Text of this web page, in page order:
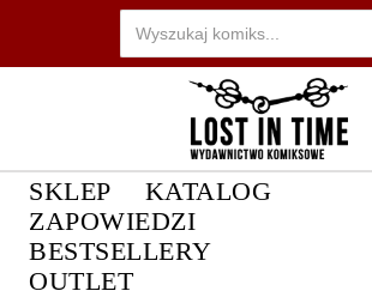
Przejdź
SKLEP
KATALOG
ZAPOWIEDZI
BESTSELLERY
OUTLET